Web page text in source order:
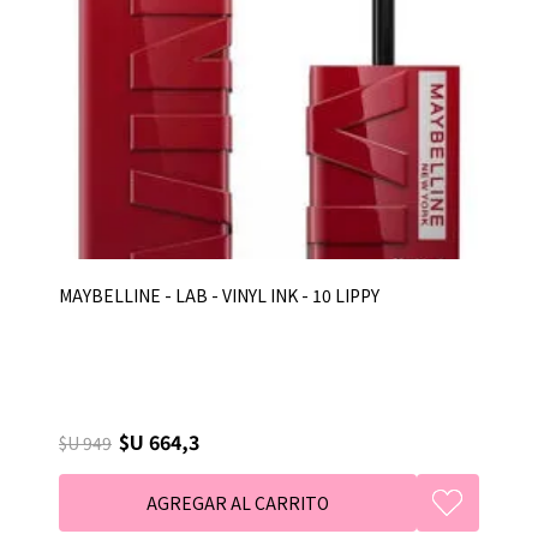
MAYBELLINE - LAB - VINYL INK - 10 LIPPY
$U 949 $U 664,3